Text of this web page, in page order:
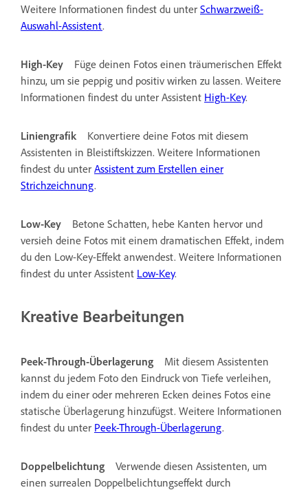
Weitere Informationen findest du unter Schwarzweiß-
Auswahl-Assistent.
High-Key
Füge deinen Fotos einen träumerischen Effekt
hinzu, um sie peppig und positiv wirken zu lassen. Weitere
Informationen findest du unter Assistent High-Key.
Liniengrafik
Konvertiere deine Fotos mit diesem
Assistenten in Bleistiftskizzen. Weitere Informationen
findest du unter Assistent zum Erstellen einer
Strichzeichnung.
Low-Key
Betone Schatten, hebe Kanten hervor und
versieh deine Fotos mit einem dramatischen Effekt, indem
du den Low-Key-Effekt anwendest. Weitere Informationen
findest du unter Assistent Low-Key.
Kreative Bearbeitungen
Peek-Through-Überlagerung
Mit diesem Assistenten
kannst du jedem Foto den Eindruck von Tiefe verleihen,
indem du einer oder mehreren Ecken deines Fotos eine
statische Überlagerung hinzufügst. Weitere Informationen
findest du unter Peek-Through-Überlagerung.
Doppelbelichtung
Verwende diesen Assistenten, um
einen surrealen Doppelbelichtungseffekt durch